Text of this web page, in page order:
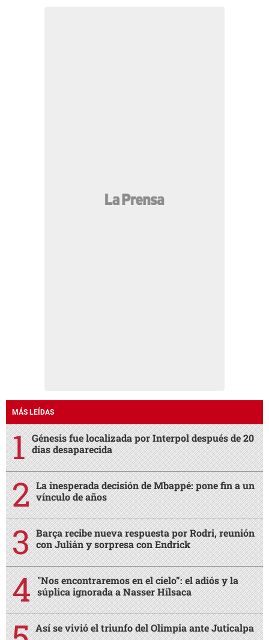
MÁS LEÍDAS
Génesis fue localizada por Interpol después de 20
días desaparecida
La inesperada decisión de Mbappé: pone fin a un
vínculo de años
Barça recibe nueva respuesta por Rodri, reunión
con Julián y sorpresa con Endrick
"Nos encontraremos en el cielo”: el adiós y la
súplica ignorada a Nasser Hilsaca
Así se vivió el triunfo del Olimpia ante Juticalpa